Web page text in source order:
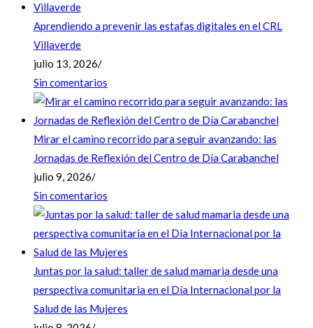
Aprendiendo a prevenir las estafas digitales en el CRL
Villaverde
julio 13, 2026/
Sin comentarios
Mirar el camino recorrido para seguir avanzando: las
Jornadas de Reflexión del Centro de Día Carabanchel
julio 9, 2026/
Sin comentarios
Juntas por la salud: taller de salud mamaria desde una
perspectiva comunitaria en el Día Internacional por la
Salud de las Mujeres